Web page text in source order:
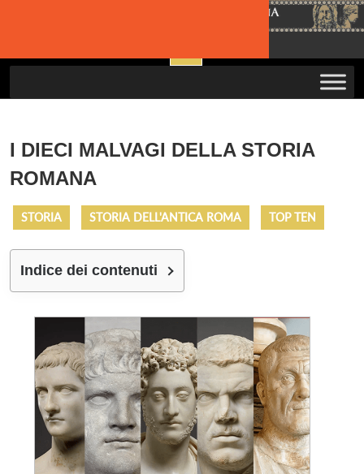
I DIECI MALVAGI DELLA STORIA
ROMANA
STORIA STORIA DELL'ANTICA ROMA TOP TEN
Indice dei contenuti